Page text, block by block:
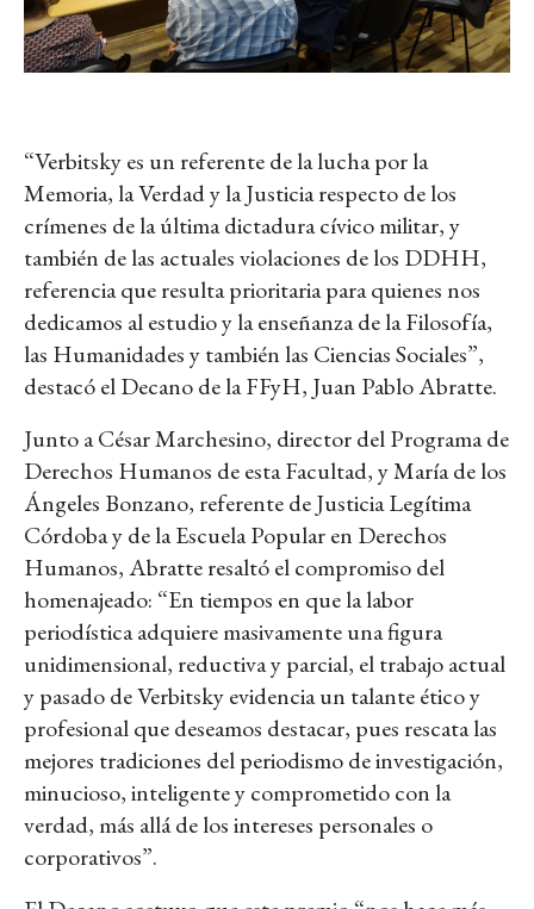
“Verbitsky es un referente de la lucha por la
Memoria, la Verdad y la Justicia respecto de los
crímenes de la última dictadura cívico militar, y
también de las actuales violaciones de los DDHH,
referencia que resulta prioritaria para quienes nos
dedicamos al estudio y la enseñanza de la Filosofía,
las Humanidades y también las Ciencias Sociales”,
destacó el Decano de la FFyH, Juan Pablo Abratte.
Junto a César Marchesino, director del Programa de
Derechos Humanos de esta Facultad, y María de los
Ángeles Bonzano, referente de Justicia Legítima
Córdoba y de la Escuela Popular en Derechos
Humanos, Abratte resaltó el compromiso del
homenajeado: “En tiempos en que la labor
periodística adquiere masivamente una figura
unidimensional, reductiva y parcial, el trabajo actual
y pasado de Verbitsky evidencia un talante ético y
profesional que deseamos destacar, pues rescata las
mejores tradiciones del periodismo de investigación,
minucioso, inteligente y comprometido con la
verdad, más allá de los intereses personales o
corporativos”.